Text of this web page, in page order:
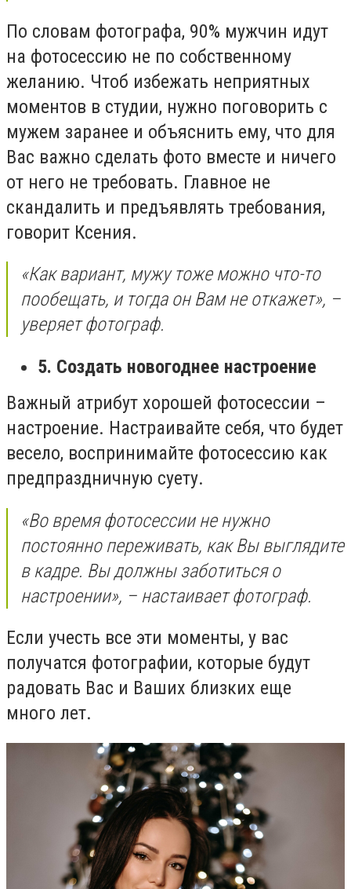
По словам фотографа, 90% мужчин идут
на фотосессию не по собственному
желанию. Чтоб избежать неприятных
моментов в студии, нужно поговорить с
мужем заранее и объяснить ему, что для
Вас важно сделать фото вместе и ничего
от него не требовать. Главное не
скандалить и предъявлять требования,
говорит Ксения.
«Как вариант, мужу тоже можно что-то
пообещать, и тогда он Вам не откажет», –
уверяет фотограф.
5. Создать новогоднее настроение
Важный атрибут хорошей фотосессии –
настроение. Настраивайте себя, что будет
весело, воспринимайте фотосессию как
предпраздничную суету.
«Во время фотосессии не нужно
постоянно переживать, как Вы выглядите
в кадре. Вы должны заботиться о
настроении», – настаивает фотограф.
Если учесть все эти моменты, у вас
получатся фотографии, которые будут
радовать Вас и Ваших близких еще
много лет.